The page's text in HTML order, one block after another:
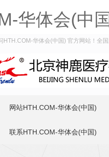
华体会(中
HTH.COM-华体会(中国) 官方网站！全
网站HTH.COM-华体会(中国)
联系HTH.COM-华体会(中国)